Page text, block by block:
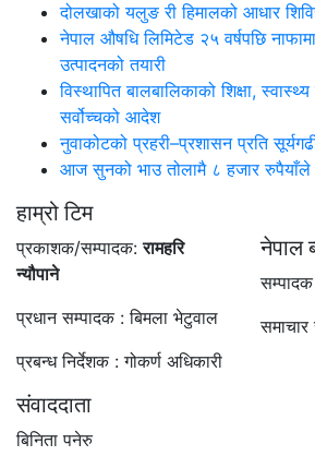
दोलखाको यलुङ री हिमालको आधार
नेपाल औषधि लिमिटेड २५ वर्षपछि
उत्पादनको तयारी
विस्थापित बालबालिकाको शिक्षा,
सर्वोच्चको आदेश
नुवाकोटको प्रहरी–प्रशासन प्रति
आज सुनको भाउ तोलामै ८ हजार रुपैयाँले
हाम्रो टिम
प्रकाशक/सम्पादक:रामहरि
न्यौपाने
प्रधान सम्पादक : बिमला भेटुवाल
प्रबन्ध निर्देशक : गोकर्ण अधिकारी
नेपाल
सम्पादक
संवाददाता
बिनिता पनेरु